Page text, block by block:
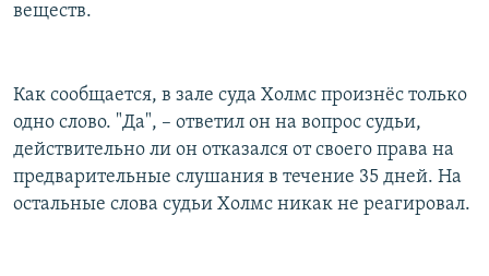
веществ.
Как сообщается, в зале суда Холмс произнёс только
одно слово. "Да", ­­– ответил он на вопрос судьи,
действительно ли он отказался от своего права на
предварительные слушания в течение 35 дней. На
остальные слова судьи Холмс никак не реагировал.